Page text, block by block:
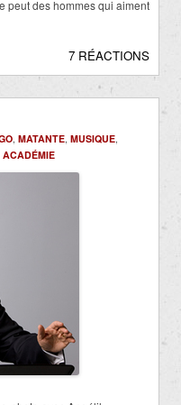
peut des hommes qui aiment
7 RÉACTIONS
MATANTE MUSIQUE
ACADÉMIE